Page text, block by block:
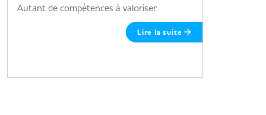
Autant de compétences à valoriser.
Lire la suite